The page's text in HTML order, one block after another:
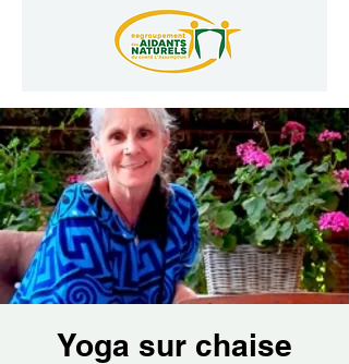
Yoga sur chaise